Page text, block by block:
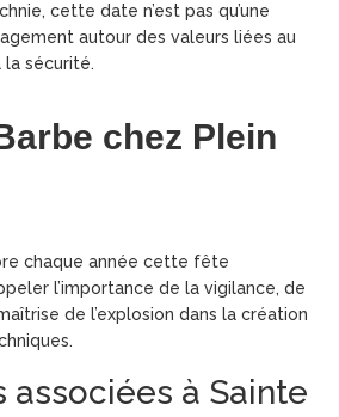
cette date n’est pas qu’une
autour des valeurs liées au
la sécurité.
chez Plein
chaque année cette fête
l’importance de la vigilance, de
de l’explosion dans la création
associées à Sainte